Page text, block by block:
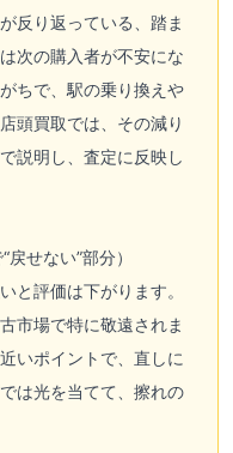
反り返っている、踏ま
次の購入者が不安にな
ちで、駅の乗り換えや
頭買取では、その減り
説明し、査定に反映し
せない”部分）
と評価は下がります。
市場で特に敬遠されま
いポイントで、直しに
は光を当てて、擦れの